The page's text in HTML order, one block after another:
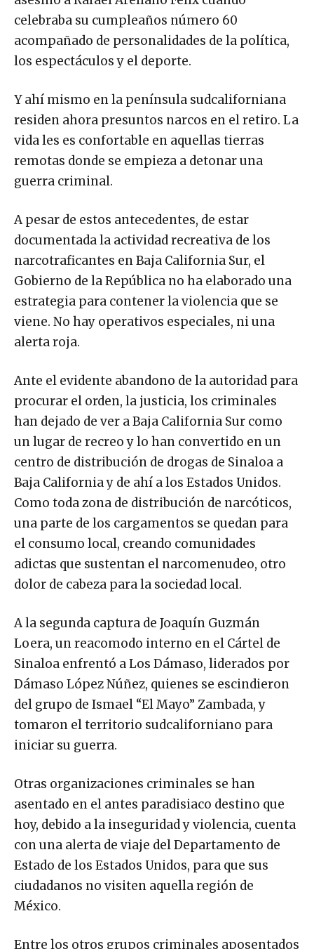
celebraba su cumpleaños número 60
acompañado de personalidades de la política,
los espectáculos y el deporte.
Y ahí mismo en la península sudcaliforniana
residen ahora presuntos narcos en el retiro. La
vida les es confortable en aquellas tierras
remotas donde se empieza a detonar una
guerra criminal.
A pesar de estos antecedentes, de estar
documentada la actividad recreativa de los
narcotraficantes en Baja California Sur, el
Gobierno de la República no ha elaborado una
estrategia para contener la violencia que se
viene. No hay operativos especiales, ni una
alerta roja.
Ante el evidente abandono de la autoridad para
procurar el orden, la justicia, los criminales
han dejado de ver a Baja California Sur como
un lugar de recreo y lo han convertido en un
centro de distribución de drogas de Sinaloa a
Baja California y de ahí a los Estados Unidos.
Como toda zona de distribución de narcóticos,
una parte de los cargamentos se quedan para
el consumo local, creando comunidades
adictas que sustentan el narcomenudeo, otro
dolor de cabeza para la sociedad local.
A la segunda captura de Joaquín Guzmán
Loera, un reacomodo interno en el Cártel de
Sinaloa enfrentó a Los Dámaso, liderados por
Dámaso López Núñez, quienes se escindieron
del grupo de Ismael “El Mayo” Zambada, y
tomaron el territorio sudcaliforniano para
iniciar su guerra.
Otras organizaciones criminales se han
asentado en el antes paradisiaco destino que
hoy, debido a la inseguridad y violencia, cuenta
con una alerta de viaje del Departamento de
Estado de los Estados Unidos, para que sus
ciudadanos no visiten aquella región de
México.
Entre los otros grupos criminales aposentados